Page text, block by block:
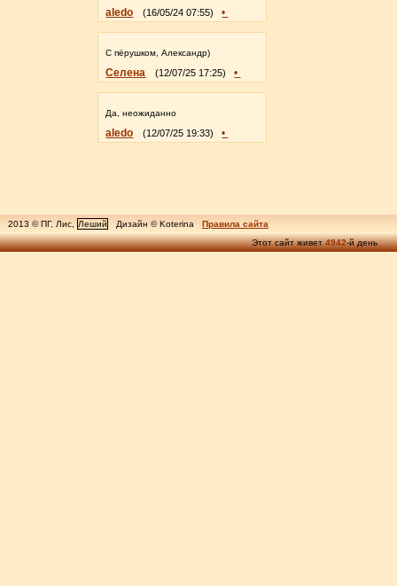
aledo (16/05/24 07:55) •
С пёрушком, Александр)
Селена (12/07/25 17:25) •
Да, неожиданно
aledo (12/07/25 19:33) •
2013 © ПГ, Лис, Леший Дизайн © Koterina
Правила сайта
Этот сайт живет4942-й день